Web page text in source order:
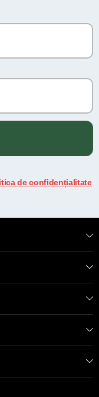
de confidențialitate